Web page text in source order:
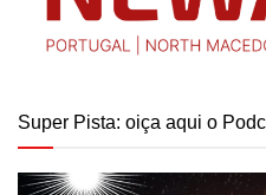
Super Pista: oiça aqui o